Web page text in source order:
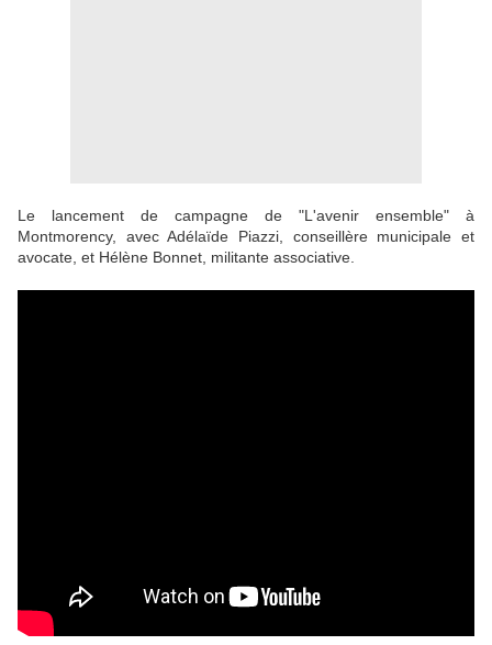
Le lancement de campagne de "L'avenir ensemble" à
Montmorency, avec Adélaïde Piazzi, conseillère municipale et
avocate, et Hélène Bonnet, militante associative.